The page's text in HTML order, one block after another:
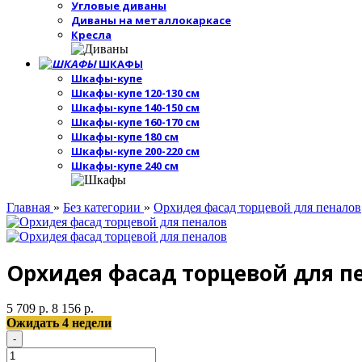
Угловые диваны
Диваны на металлокаркасе
Кресла
ШКАФЫ
Шкафы-купе
Шкафы-купе 120-130 см
Шкафы-купе 140-150 см
Шкафы-купе 160-170 см
Шкафы-купе 180 см
Шкафы-купе 200-220 см
Шкафы-купе 240 см
Главная » Без категории » Орхидея фасад торцевой для пеналов
Орхидея фасад торцевой для
5 709 р. 8 156 р.
Ожидать 4 недели